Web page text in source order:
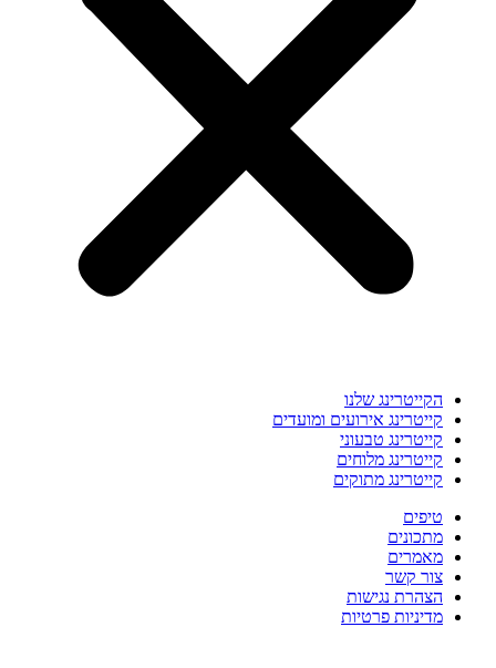
הקייטרינג שלנו
קייטרינג אירועים ומועדים
קייטרינג טבעוני
קייטרינג מלוחים
קייטרינג מתוקים
טיפים
מתכונים
מאמרים
צור קשר
הצהרת נגישות
מדיניות פרטיות